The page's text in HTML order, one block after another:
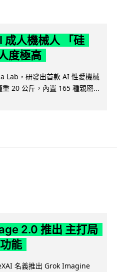
成人機械人 「硅
度極高
Lab，研發出首款 AI 性愛機械
20 公斤，內置 165 種親密...
2.0 推出 主打局
能
名義推出 Grok Imagine